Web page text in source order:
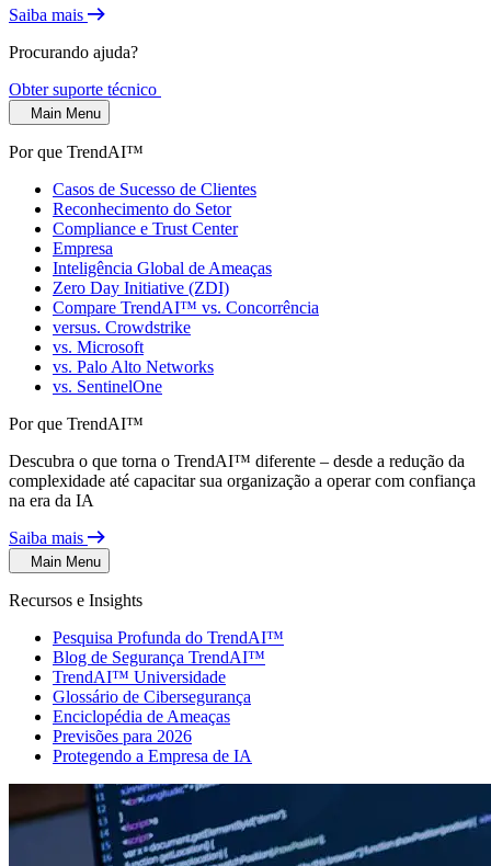
Saiba mais
Procurando ajuda?
Obter suporte técnico
Main Menu
Por que TrendAI™
Casos de Sucesso de Clientes
Reconhecimento do Setor
Compliance e Trust Center
Empresa
Inteligência Global de Ameaças
Zero Day Initiative (ZDI)
Compare TrendAI™ vs. Concorrência
versus. Crowdstrike
vs. Microsoft
vs. Palo Alto Networks
vs. SentinelOne
Por que TrendAI™
Descubra o que torna o TrendAI™ diferente – desde a redução da
complexidade até capacitar sua organização a operar com confiança
na era da IA
Saiba mais
Main Menu
Recursos e Insights
Pesquisa Profunda do TrendAI™
Blog de Segurança TrendAI™
TrendAI™ Universidade
Glossário de Cibersegurança
Enciclopédia de Ameaças
Previsões para 2026
Protegendo a Empresa de IA